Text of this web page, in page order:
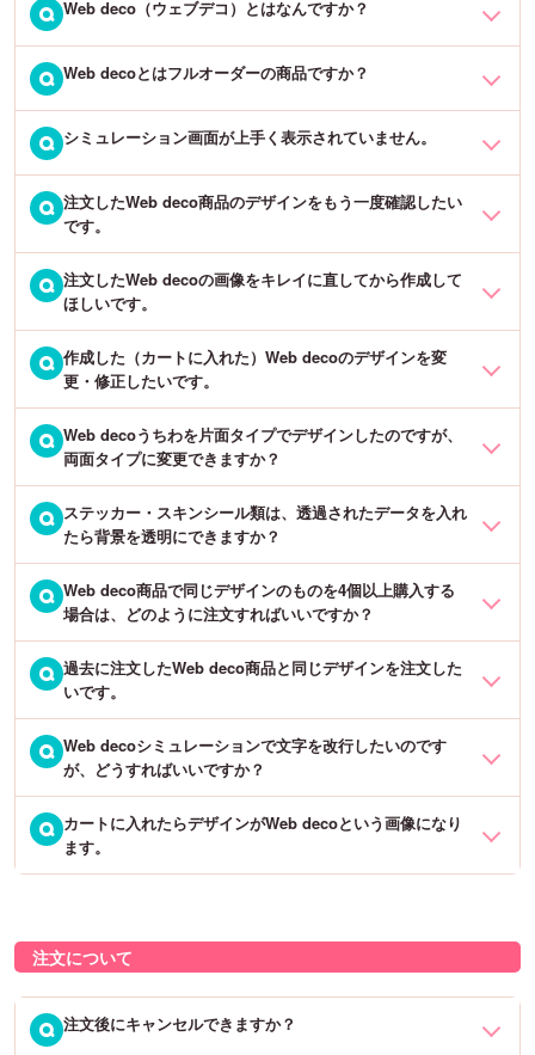
・ID入力欄は合っていますか？
セットIDを「個別デザインID」欄にご入力いただくとエラーになっ
てしまいます。
・通信環境は問題ないですか？
通信環境が不安定な場合、エラーになってしまいます。
・入力したIDは合っていますか？
ご入力いただいた数字に間違いがあると正常に呼び出しができませ
ん。
※セット割をご利用の場合は、同じデザインであっても必ずデザイン
決定後の4分割画面にてコピー機能を使ってセット割を適用の上、カ
ートに入れて下さい。カート内で数量変更をしてもセット割の対象
となりませんのでご注意ください。
異なるサイズや商品を、以前の注文と同じデザインで作成すること
ができかねます。
申し訳ございませんが、新たにご希望のサイズ・商品のWeb decoシ
必要がございます。（Web decoシミュレーションの仕様がサイズや
商品ごとに異なるためです）
Q Web deco（ウェブデコ）とはなんですか？
いつでもどこでも簡単に、Web上（スマホ対応）で自分だけのオリ
ジナルグッズが作成できます。
・アプリ不要！
ンはもちろん、スマートフォンからでもデザインを作れます）
・デザインを作ったらそのままカートに入れてご注文完了いただく
だけです！
きに進まない限り無料ですので、ぜひ一度お試しくださいませ。
「Web deco」は、FUN-CREATE株式会社の登録商標です。（登録
番号 5882401号）
Q Web decoとはフルオーダーの商品ですか？
Web decoは当店のフルオーダー（当店にてデザインを作成）とは異
なります。Web decoはお客様ご自身にWeb上で全てのデザインを作
成していただきます。※スマホで簡単にデザインができます。
Q シミュレーション画面が上手く表示されていません。
お使いのPCまたはスマホのキャッシュをクリアしていただくと、改
善される可能性がございます。
Google Chrome以外のブラウザでは上手く表示されない場合がござ
います。PC・Androidのスマホの場合は、Google Chromeにてデザ
インの作成をお願いいたします。iPhoneの場合は、Safariまたは
Google Chromeにてデザインの作成をお願いいたします。
Q 注文したWeb deco商品のデザインをもう一度確認したい
です。
ご注文直後に送られる、自動返信メールに記載のWeb decoID（数字
8桁）からデザインを呼び出すことができます。
※会員登録をされているお客様は、マイページのご注文履歴にもWeb
decoIDが記載されております。
「ウェブデコデザインID呼び出しはこちら →
Q 注文したWeb decoの画像をキレイに直してから作成して
ほしいです。
申し訳ございませんが、当店ではお客様がWeb decoで作成されたデ
ザインに手を加えたり修正することは行っておりません。
画像等はなるべく大きなサイズをご用意いただき、お客様ご自身で
デザインを完成させて下さい。なお、シミュレーション上では画質
が悪く見える場合がございますが、印刷時には元の画像データにて
印刷をいたしますのでご安心ください。
Q 作成した（カートに入れた）Web decoのデザインを変
更・修正したいです。
Web decoデザイン呼び出しページにて、作成したデザインIDを入力
していただければ、デザインを呼び出すことができます。そのまま
修正・変更が可能です。
「ウェブデコデザインID呼び出しはこちら →」
※注文確定
ザインの変更にはなりません。注文確定後のデザイン変更は基本的
にできかねますが、「最終確認メール」送信前の場合は対応できる
場合もございますので、お問い合わせよりご連絡下さい。
Q Web decoうちわを片面タイプでデザインしたのですが、
両面タイプに変更できますか？
恐れ入りますが、デザイン作成後に種類を変更することはできかね
ます。デザイン作成前に、「シールのみ」「片面」「両面」の選択
をお間違いないようお願いいたします。
Q ステッカー・スキンシール類は、透過されたデータを入れ
たら背景を透明にできますか？
Web decoステッカーや電子タバコ、iPhoneなどのスキンシールは、
全て白ベースのステッカーに印刷をしております。
そのため、透過したデータを入れていただきましても、その背景は
元の色である白となり、透明での仕上がりはできません。何卒ご了
承くださいませ。
Q Web deco商品で同じデザインのものを4個以上購入する
場合は、どのように注文すればいいですか？
（例）30個購入希望の場合
デザインを作成した後に表示される4分割の画面で、1つ目のデザイ
ン右下に「このデザインをコピー」ボタンがございます。そちらを
押すとデザインをコピーすることができるので、4つ分デザインを完
成させて下さい。
カートに入れたあと数量を7にしていただくと、28個分になります。
がございます。
Q 過去に注文したWeb deco商品と同じデザインを注文した
いです。
過去に注文された時のデザインIDが分かれば、同じデザインで注文
することが可能です。デザインIDは最終確認メールや自動送信メー
ルに記載されています。
ウェブデコデザインID呼び出しはこちら →
せんのでご安心ください。
Q Web decoシミュレーションで文字を改行したいのです
が、どうすればいいですか？
改行をご希望の場合は、入れたい文字を行ごとに入力していただく
必要がございます。
て決定ボタンを押します。その後、もう一度「文字を入れる」ボタ
つの文字グループができます。
Q カートに入れたらデザインがWeb decoという画像になり
ます。
実際はカートに入れたデザインでの作成となりますので、ご安心く
デザインは、カートに表示される数字8～9桁のWeb decoIDよりご確
注文について
Q 注文後にキャンセルできますか？